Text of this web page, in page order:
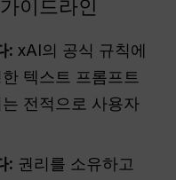
이드라인
: xAI의 공식 규칙에
텍스트 프롬프트
전적으로 사용자
: 권리를 소유하고